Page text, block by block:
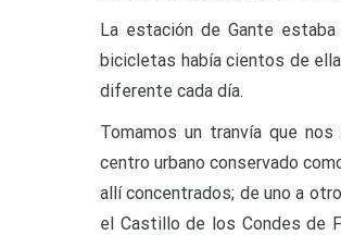
La estación de Gante
bicicletas había cientos de
diferente cada día.
Tomamos un tranvía que
centro urbano conservado
allí concentrados; de uno a
el Castillo de los Condes de